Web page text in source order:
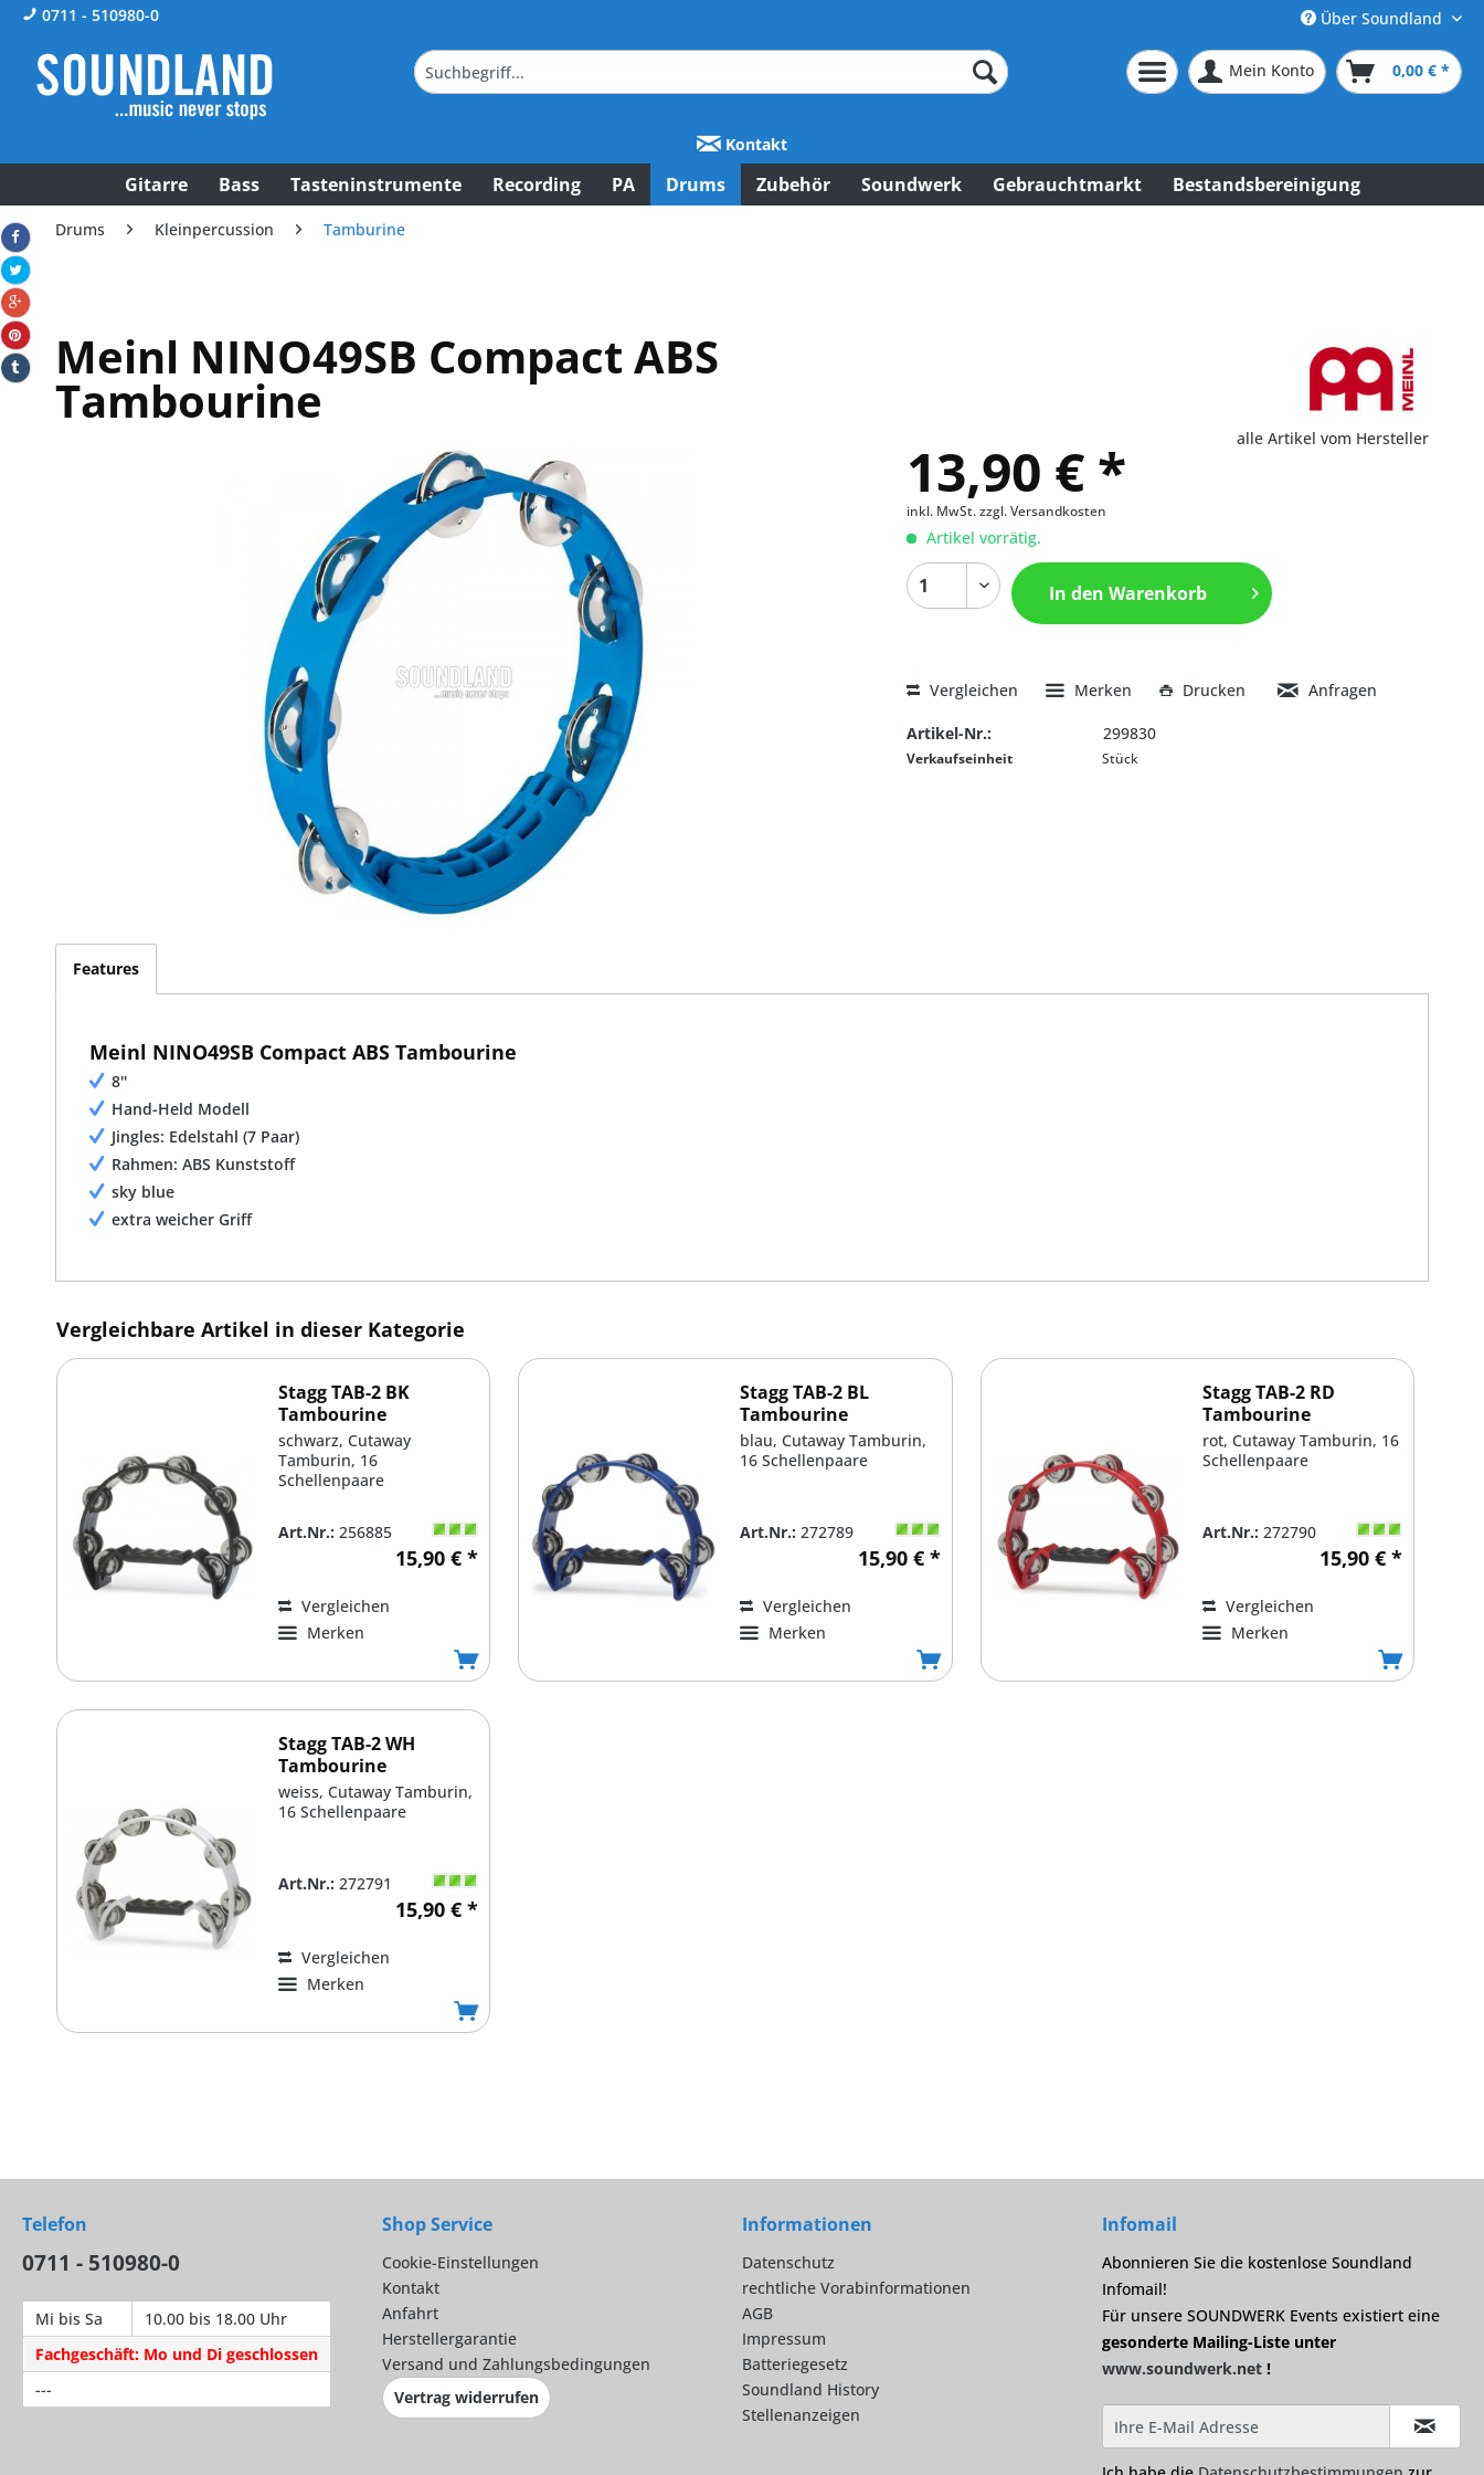
0711 - 510980-0 Über Soundland
Mein Konto 0,00 € *
Kontakt
Gitarre Bass Tasteninstrumente Recording PA Drums Zubehör Soundwerk Gebrauchtmarkt Bestandsbereinigung
Drums Kleinpercussion Tamburine
Meinl NINO49SB Compact ABS
Tambourine
alle Artikel vom Hersteller
13,90 € *
inkl. MwSt.zzgl. Versandkosten
Artikel vorrätig.
In den Warenkorb
Vergleichen Merken Drucken Anfragen
Artikel-Nr.: 299830
Verkaufseinheit Stück
Features
Meinl NINO49SB Compact ABS Tambourine
8''
Hand-Held Modell
Jingles: Edelstahl (7 Paar)
Rahmen: ABS Kunststoff
sky blue
extra weicher Griff
Vergleichbare Artikel in dieser Kategorie
Stagg TAB-2 BK
Tambourine
schwarz, Cutaway
Tamburin, 16
Schellenpaare
Art.Nr.: 256885
15,90 € *
Vergleichen
Merken
Stagg TAB-2 BL
Tambourine
blau, Cutaway Tamburin,
16 Schellenpaare
Art.Nr.: 272789
15,90 € *
Vergleichen
Merken
Stagg TAB-2 RD
Tambourine
rot, Cutaway Tamburin, 16
Schellenpaare
Art.Nr.: 272790
15,90 € *
Vergleichen
Merken
Stagg TAB-2 WH
Tambourine
weiss, Cutaway Tamburin,
16 Schellenpaare
Art.Nr.: 272791
15,90 € *
Vergleichen
Merken
Telefon
0711 - 510980-0
Mi bis Sa
10.00 bis 18.00 Uhr
Fachgeschäft: Mo und Di geschlossen
---
Shop Service
Cookie-Einstellungen
Kontakt
Anfahrt
Herstellergarantie
Versand und Zahlungsbedingungen
Vertrag widerrufen
Informationen
Datenschutz
rechtliche Vorabinformationen
AGB
Impressum
Batteriegesetz
Soundland History
Stellenanzeigen
Infomail
Abonnieren Sie die kostenlose Soundland
Infomail!
Für unsere SOUNDWERK Events existiert eine
gesonderte Mailing-Liste unter
www.soundwerk.net !